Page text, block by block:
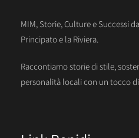
MIM, Storie, Culture e Successi
Principato e la Riviera.
Raccontiamo storie di stile,
personalità locali con un tocco